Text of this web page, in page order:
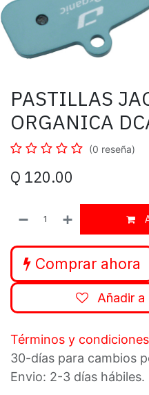
PASTILLAS
ORGANICA
(0 reseña)
Q 120.00
Comprar ahora
Añadir a
Términos y condiciones
30-días para cambios
Envio: 2-3 días hábiles.